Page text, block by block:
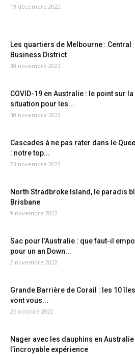
19 décembre 2022
Les quartiers de Melbourne : Central
Business District
30 novembre 2022
COVID-19 en Australie : le point sur la
situation pour les...
30 novembre 2022
Cascades à ne pas rater dans le
: notre top...
23 novembre 2022
North Stradbroke Island, le paradis
Brisbane
9 novembre 2022
Sac pour l’Australie : que faut-il
pour un an Down...
2 novembre 2022
Grande Barrière de Corail : les 10
vont vous...
26 octobre 2022
Nager avec les dauphins en Australie
l’incroyable expérience